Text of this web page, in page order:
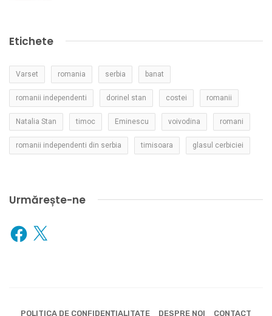
Etichete
Varset romania serbia banat
romanii independenti dorinel stan costei romanii
Natalia Stan timoc Eminescu voivodina romani
romanii independenti din serbia timisoara glasul cerbiciei
Urmărește-ne
Facebook
X
POLITICA DE CONFIDENȚIALITATE DESPRE NOI CONTACT